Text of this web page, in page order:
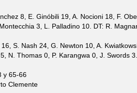
8, E. Ginóbili 19, A. Nocioni 18, F.
3, L. Palladino 10. DT: R.
16, S. Nash 24, G. Newton 10, A.
N. Thomas 0, P. Karangwa 0, J. Swords
y 65-66
Clemente